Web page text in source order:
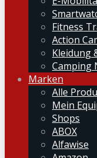
Fitness
Action
Kleidung
Camping
Marken
Alle
Mein
Shops
ABOX
Alfawise